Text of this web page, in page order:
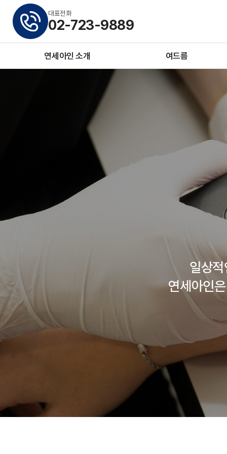
대표전화
02-723-9889
연세아인 소개 여드름
네오빔레이저
PDT광역동치료
여드름스케일링
일상
연세아인